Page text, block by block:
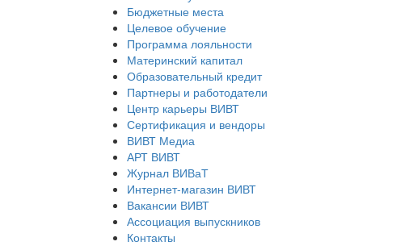
Бюджетные места
Целевое обучение
Программа лояльности
Материнский капитал
Образовательный кредит
Партнеры и работодатели
Центр карьеры ВИВТ
Сертификация и вендоры
ВИВТ Медиа
АРТ ВИВТ
Журнал ВИВаТ
Интернет-магазин ВИВТ
Вакансии ВИВТ
Ассоциация выпускников
Контакты